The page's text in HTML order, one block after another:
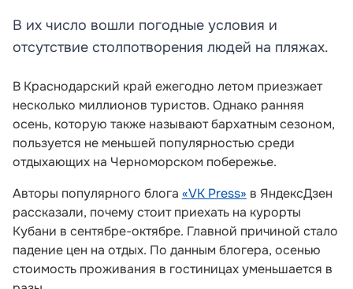
В их число вошли погодные условия и
отсутствие столпотворения людей на пляжах.
В Краснодарский край ежегодно летом приезжает
несколько миллионов туристов. Однако ранняя
осень, которую также называют бархатным сезоном,
пользуется не меньшей популярностью среди
отдыхающих на Черноморском побережье.
Авторы популярного блога «VK Press» в ЯндексДзен
рассказали, почему стоит приехать на курорты
Кубани в сентябре-октябре. Главной причиной стало
падение цен на отдых. По данным блогера, осенью
стоимость проживания в гостиницах уменьшается в